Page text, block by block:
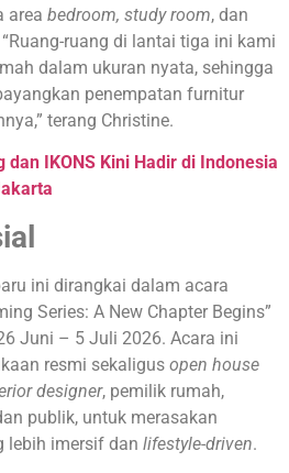
area bedroom, study room, dan
ruang di lantai tiga ini kami
dalam ukuran nyata, sehingga
penempatan furnitur
terang Christine.
dan IKONS Kini Hadir di Indonesia
ini dirangkai dalam acara
Series: A New Chapter Begins”
Juni – 5 Juli 2026. Acara ini
resmi sekaligus open house
designer, pemilik rumah,
publik, untuk merasakan
lebih imersif dan lifestyle-driven.